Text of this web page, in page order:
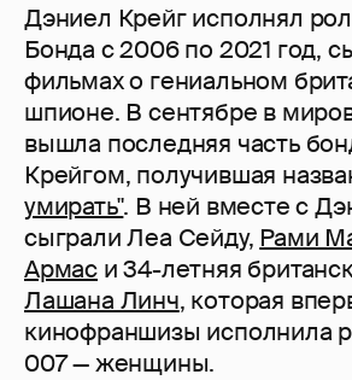
Дэниел Крейг исполнял
Бонда с 2006 по 2021 год,
фильмах о гениальном
шпионе. В сентябре в
вышла последняя часть
Крейгом, получившая
умирать". В ней вместе с
сыграли Леа Сейду, Рами
Армас и 34-летняя
Лашана Линч, которая
кинофраншизы исполнила
007 — женщины.